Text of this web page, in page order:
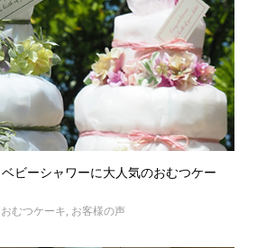
ビーシャワーに大人気のおむつケー
おむつケーキ, お客様の声